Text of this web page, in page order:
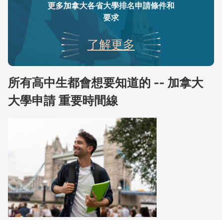
更多加拿大各省大學排名申請條件和
要求
了解更多
所有高中生都會想要知道的 -- 加拿大
大學申請 重要時間線